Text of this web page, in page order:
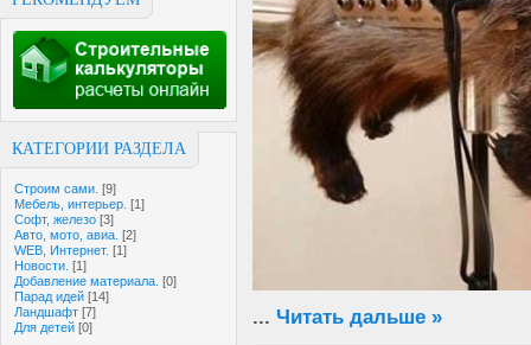
КАТЕГОРИИ РАЗДЕЛА
Строим сами. [9]
Мебель, интерьер. [1]
Софт, железо [3]
Авто, мото, авиа. [2]
WEB, Интернет. [1]
Новости. [1]
Добавление материала. [0]
Парад идей [14]
Ландшафт [7]
Для детей [0] ... Читать дальше »